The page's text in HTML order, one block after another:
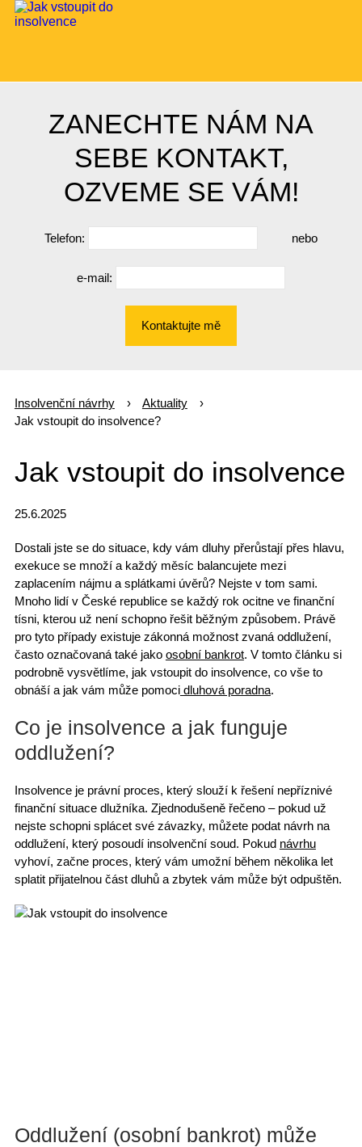
ZANECHTE NÁM NA
SEBE KONTAKT,
OZVEME SE VÁM!
Telefon: nebo
e-mail:
Kontaktujte mě
Insolvenční návrhy
Aktuality
Jak vstoupit do insolvence?
Jak vstoupit do insolvence
25.6.2025
Dostali jste se do situace, kdy vám dluhy přerůstají přes hlavu,
exekuce se množí a každý měsíc balancujete mezi
zaplacením nájmu a splátkami úvěrů? Nejste v tom sami.
Mnoho lidí v České republice se každý rok ocitne ve finanční
tísni, kterou už není schopno řešit běžným způsobem. Právě
pro tyto případy existuje zákonná možnost zvaná oddlužení,
často označovaná také jako osobní bankrot. V tomto článku si
podrobně vysvětlíme, jak vstoupit do insolvence, co vše to
obnáší a jak vám může pomocidluhová poradna.
Co je insolvence a jak funguje
oddlužení?
Insolvenceje právní proces, který slouží k řešení nepříznivé
finanční situace dlužníka. Zjednodušeně řečeno – pokud už
nejste schopni splácet své závazky, můžete podat návrh na
oddlužení, který posoudí insolvenční soud. Pokud návrhu
vyhoví, začne proces, který vám umožní během několika let
splatit přijatelnou část dluhů a zbytek vám může být odpuštěn.
Oddlužení (osobní bankrot) může